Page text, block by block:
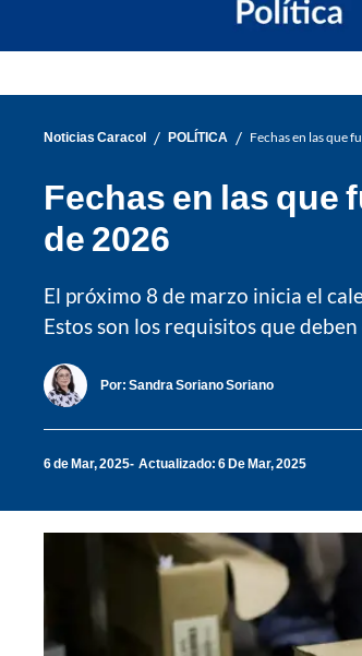
Noticias Caracol / POLÍTICA / Fechas en las que
Fechas en las
de 2026
El próximo 8 de marzo inicia el
Estos son los requisitos que
Por: Sandra Soriano Soriano
6 de Mar, 2025 Actualizado: 6 De Mar, 2025